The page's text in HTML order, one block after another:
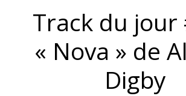
Track du jour
« Nova » de
Digby